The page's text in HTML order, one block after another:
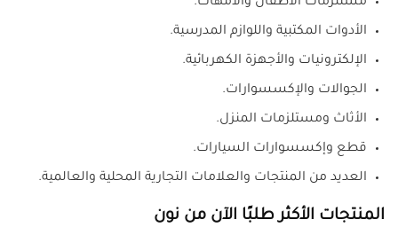
مستلزمات الأطفال والأمهات.
الأدوات المكتبية واللوازم المدرسية.
الإلكترونيات والأجهزة الكهربائية.
الجوالات والإكسسوارات.
الأثاث ومستلزمات المنزل.
قطع وإكسسوارات السيارات.
العديد من المنتجات والعلامات التجارية المحلية والعالمية.
المنتجات الأكثر طلبًا الآن من نون